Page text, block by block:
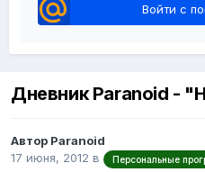
Войти с
Дневник Paranoid -
Автор Paranoid
17 июня, 2012 в Персональные